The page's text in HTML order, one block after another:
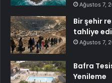
Ağustos 7,
Bir şehir
tahliye
Ağustos 7,
Bafra
Yenileme